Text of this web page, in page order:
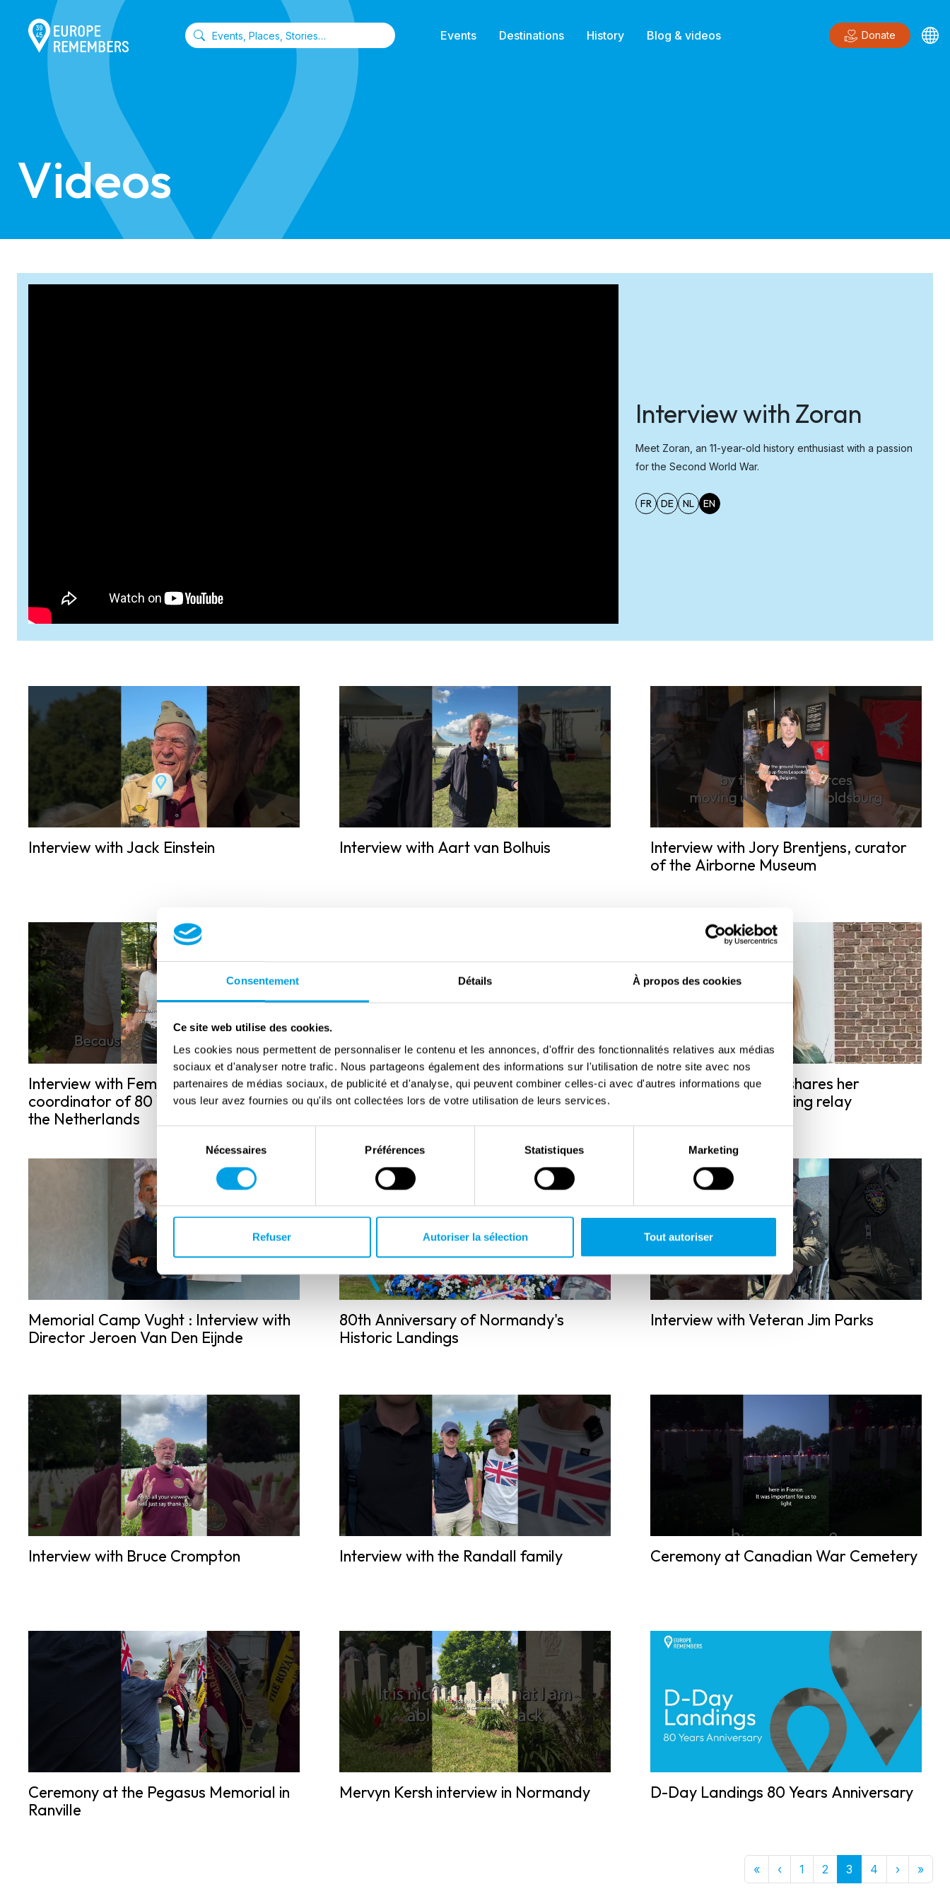
Consentement Détails À propos des cookies
Ce site web utilise des cookies.
Les cookies nous permettent de personnaliser le contenu et les annonces, d'offrir des fonctionnalités relatives aux médias
sociaux et d'analyser notre trafic. Nous partageons également des informations sur l'utilisation de notre site avec nos
partenaires de médias sociaux, de publicité et d'analyse, qui peuvent combiner celles-ci avec d'autres informations que
vous leur avez fournies ou qu'ils ont collectées lors de votre utilisation de leurs services.
consentement
Nécessaires Préférences Statistiques Marketing
Refuser Autoriser la sélection Tout autoriser
Events Destinations History Blog & videos Donate
Videos
Interview with Zoran
Meet Zoran, an 11-year-old history enthusiast with a passion
for the Second World War.
FR DE NL EN
Interview with Jack Einstein Interview with Aart van Bolhuis
Interview with Jory Brentjens, curator
of the Airborne Museum
Interview with Femke Klein,
coordinator of 80 Years of Freedom in
the Netherlands
Interview with Peter Schrijvers
Marieke van Kessel shares her
thoughts on the walking relay
Memorial Camp Vught : Interview with
Director Jeroen Van Den Eijnde
80th Anniversary of Normandy's
Historic Landings
Interview with Veteran Jim Parks
Interview with Bruce Crompton Interview with the Randall family Ceremony at Canadian War Cemetery
Ceremony at the Pegasus Memorial in
Ranville
Mervyn Kersh interview in Normandy D-Day Landings 80 Years Anniversary
«First
‹Previous
1 2 3 4 › Next
»Last